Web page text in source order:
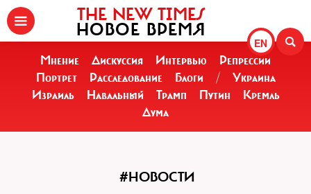
EN
THE NEW TIMES
НОВОЕ ВРЕМЯ
Мнение Дискуссия Интервью
Репрессии
Портрет
Расследование Блоги /
Украина
Израиль
Навальный Трамп Путин
Кремль
Дума
#НОВОСТИ